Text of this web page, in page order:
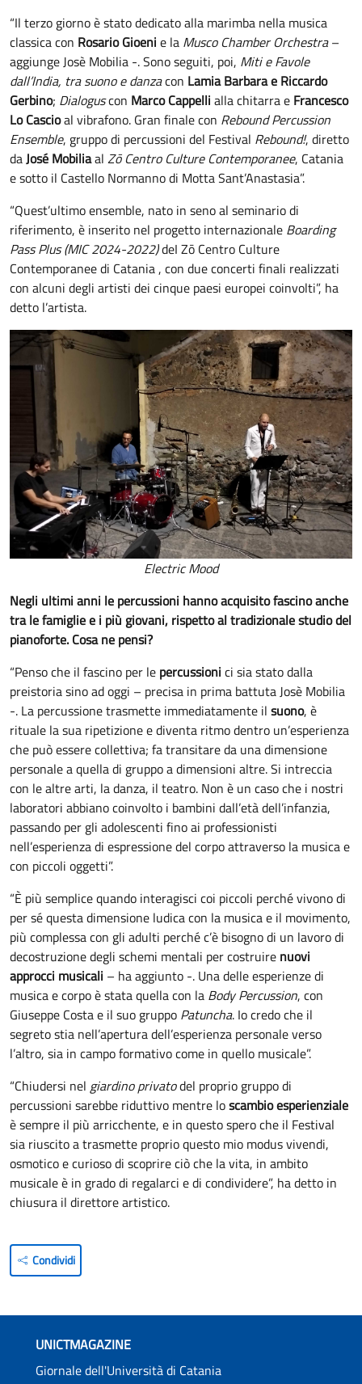
“Il terzo giorno è stato dedicato alla marimba nella musica
classica con Rosario Gioeni e la Musco Chamber Orchestra–
aggiunge Josè Mobilia -. Sono seguiti, poi, Miti e Favole
dall’India, tra suono e danzacon Lamia Barbara e Riccardo
Gerbino; Dialoguscon Marco Cappelli alla chitarra e Francesco
Lo Cascioal vibrafono. Gran finale con Rebound Percussion
Ensemble, gruppo di percussioni del Festival Rebound!, diretto
daJosé Mobiliaal Zō Centro Culture Contemporanee, Catania
e sotto il Castello Normanno di Motta Sant’Anastasia”.
“Quest’ultimo ensemble, nato in seno al seminario di
riferimento, è inserito nel progetto internazionale Boarding
Pass Plus (MIC 2024-2022)deI Zō Centro Culture
Contemporanee di Catania , con due concerti finali realizzati
con alcuni degli artisti dei cinque paesi europei coinvolti”, ha
detto l’artista.
Electric Mood
Negli ultimi anni le percussioni hanno acquisito fascino anche
tra le famiglie e i più giovani, rispetto al tradizionale studio del
pianoforte. Cosa ne pensi?
“Penso che il fascino per le percussioni ci sia stato dalla
preistoria sino ad oggi – precisa in prima battuta Josè Mobilia
-. La percussione trasmette immediatamente il suono, è
rituale la sua ripetizione e diventa ritmo dentro un’esperienza
che può essere collettiva; fa transitare da una dimensione
personale a quella di gruppo a dimensioni altre. Si intreccia
con le altre arti, la danza, il teatro. Non è un caso che i nostri
laboratori abbiano coinvolto i bambini dall’età dell’infanzia,
passando per gli adolescenti fino ai professionisti
nell’esperienza di espressione del corpo attraverso la musica e
con piccoli oggetti”.
“È più semplice quando interagisci coi piccoli perché vivono di
per sé questa dimensione ludica con la musica e il movimento,
più complessa con gli adulti perché c’è bisogno di un lavoro di
decostruzione degli schemi mentali per costruire nuovi
approcci musicali – ha aggiunto -. Una delle esperienze di
musica e corpo è stata quella con la Body Percussion, con
Giuseppe Costa e il suo gruppo Patuncha. Io credo che il
segreto stia nell’apertura dell’esperienza personale verso
l’altro, sia in campo formativo come in quello musicale”.
“Chiudersi nel giardino privatodel proprio gruppo di
percussioni sarebbe riduttivo mentre loscambio esperienziale
è sempre il più arricchente, e in questo spero che il Festival
sia riuscito a trasmette proprio questo mio modus vivendi,
osmotico e curioso di scoprire ciò che la vita, in ambito
musicale è in grado di regalarci e di condividere”, ha detto in
chiusura il direttore artistico.
Condividi
UNICTMAGAZINE
Giornale dell'Università di Catania